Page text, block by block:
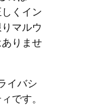
くイン
マルウ
りませ
イバシ
です。